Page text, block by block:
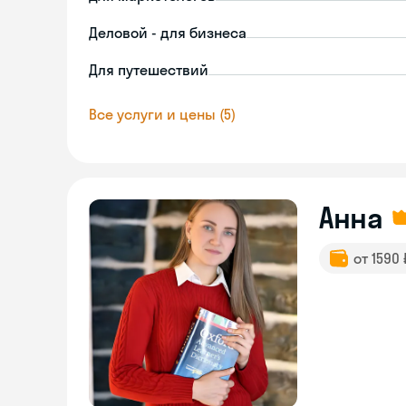
Деловой - для бизнеса
Для путешествий
Все услуги и цены (5)
Анна
от